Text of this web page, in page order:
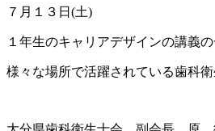
７月１３日(土)
１年生のキャリアデザインの講義の
様々な場所で活躍されている歯科